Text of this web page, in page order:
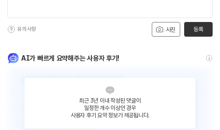
사진
유의사항 등록
AI가 빠르게 요약해주는 사용자 후기!
최근 3년 이내 작성된 댓글이
일정한 개수 이상인 경우
사용자 후기 요약 정보가 제공됩니다.